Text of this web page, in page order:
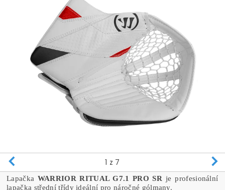
1 z 7
Lapačka WARRIOR RITUAL G7.1 PRO SR je profesionální
lapačka střední třídy ideální pro náročné gólmany.